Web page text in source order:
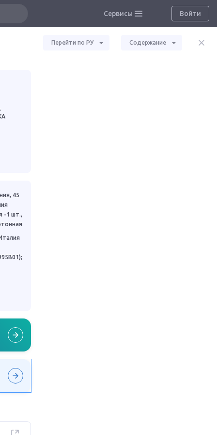
Сервисы Войти
Перейти по РУ Содержание
45
-1 шт.,